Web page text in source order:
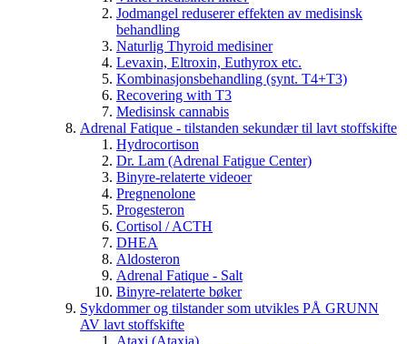
Jodmangel reduserer effekten av medisinsk
behandling
Naturlig Thyroid medisiner
Levaxin, Eltroxin, Euthyrox etc.
Kombinasjonsbehandling (synt. T4+T3)
Recovering with T3
Medisinsk cannabis
Adrenal Fatique - tilstanden sekundær til lavt stoffskifte
Hydrocortison
Dr. Lam (Adrenal Fatigue Center)
Binyre-relaterte videoer
Pregnenolone
Progesteron
Cortisol / ACTH
DHEA
Aldosteron
Adrenal Fatique - Salt
Binyre-relaterte bøker
Sykdommer og tilstander som utvikles PÅ GRUNN
AV lavt stoffskifte